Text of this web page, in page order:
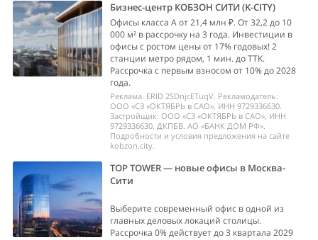
Бизнес-центр КОБЗОН СИТИ (K-CITY)
Офисы класса А от 21,4 млн ₽. От 32,2 до 10
000 м² в рассрочку на 3 года. Инвестиции в
офисы с ростом цены от 17% годовых! 2
станции метро рядом, 1 мин. до ТТК.
Рассрочка с первым взносом от 10% до 2028
года.
Реклама. ERID 2SDnjcETuqV. Рекламодатель:
ООО «СЗ «ОКТЯБРЬ в САО», ИНН 9729336630.
Застройщик: ООО «СЗ «ОКТЯБРЬ в САО», ИНН
9729336630. ДКПБВ. АО «БАНК ДОМ РФ».
Подробности и условия предложения на сайте
kobzon.city.
TOP TOWER — новые офисы в Москва-
Сити
Выберите современный офис в одной из
главных деловых локаций столицы.
Рассрочка 0% действует до 3 квартала 2029